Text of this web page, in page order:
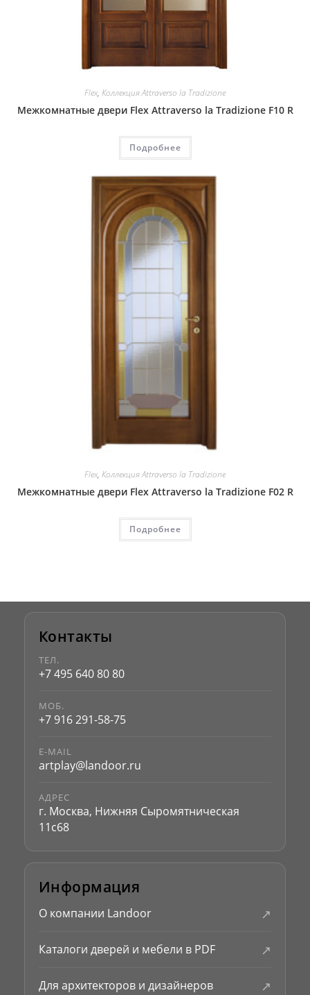
Flex, Коллекция Attraverso la Tradizione
Межкомнатные двери Flex Attraverso la Tradizione F10 R
Подробнее
Flex, Коллекция Attraverso la Tradizione
Межкомнатные двери Flex Attraverso la Tradizione F02 R
Подробнее
Контакты
ТЕЛ.
+7 495 640 80 80
МОБ.
+7 916 291-58-75
E-MAIL
artplay@landoor.ru
АДРЕС
г. Москва, Нижняя Сыромятническая
11с68
Информация
О компании Landoor ↗
Каталоги дверей и мебели в PDF ↗
Для архитекторов и дизайнеров ↗